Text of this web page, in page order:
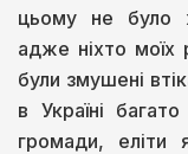
цьому не було
адже ніхто моїх
були змушені
в Україні
громади, еліти